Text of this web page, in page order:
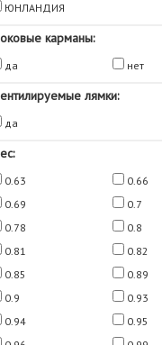
ЮНЛАНДИЯ
карманы:
да нет
лямки:
да
0.63
0.66
0.69
0.7
0.78
0.8
0.81
0.82
0.85
0.89
0.9
0.93
0.94
0.95